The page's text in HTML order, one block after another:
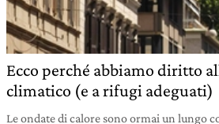
Ecco perché abbiamo diritto
climatico (e a rifugi adeguati)
Le ondate di calore sono ormai un lungo